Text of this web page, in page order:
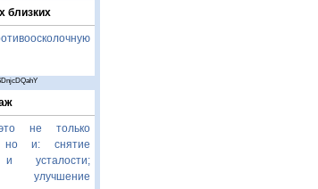
близких
не только
но и: снятие
усталости;
улучшение